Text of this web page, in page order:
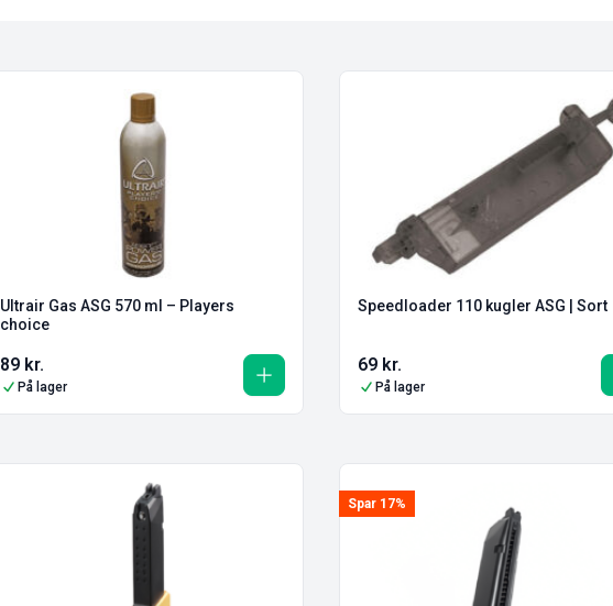
Ultrair Gas ASG 570 ml – Players
choice
89 kr.
På lager
Speedloader 110 kugler ASG | Sort
69 kr.
På lager
Spar 17%